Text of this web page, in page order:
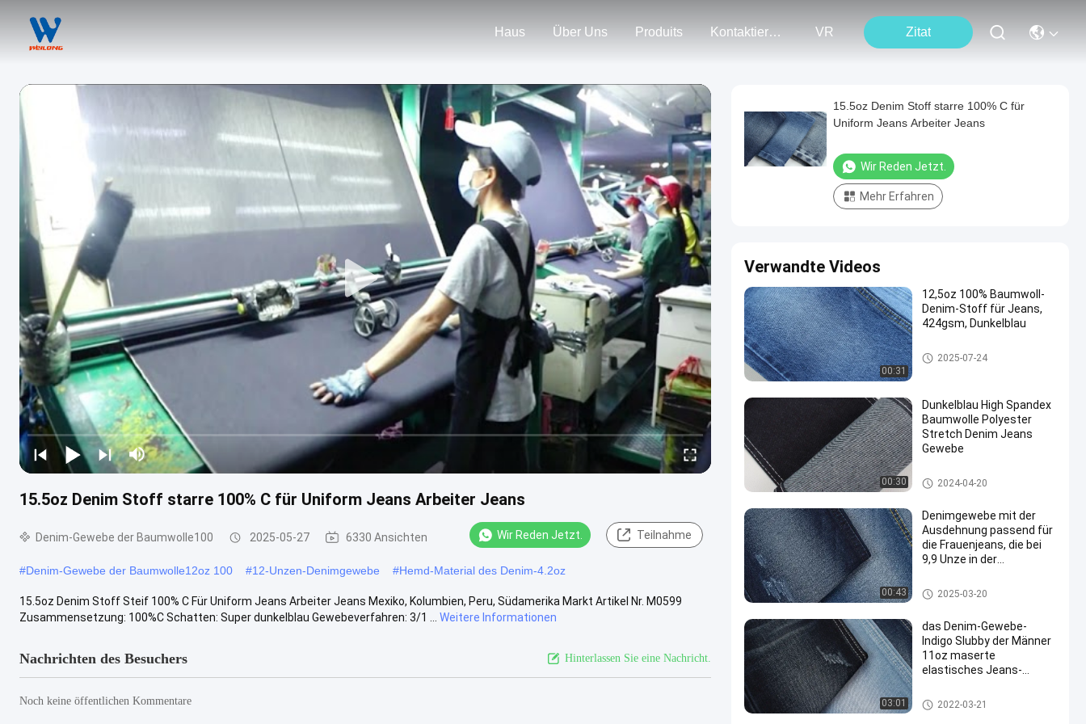
Haus Über Uns Produits Kontaktieren Sie Uns VR Zitat
15.5oz Denim Stoff starre 100% C für Uniform Jeans Arbeiter Jeans
Denim-Gewebe der Baumwolle100 2025-05-27 6330 Ansichten Wir Reden Jetzt. Teilnahme
#Denim-Gewebe der Baumwolle12oz 100 #12-Unzen-Denimgewebe #Hemd-Material des Denim-4.2oz
15.5oz Denim Stoff Steif 100% C Für Uniform Jeans Arbeiter Jeans Mexiko, Kolumbien, Peru, Südamerika Markt Artikel Nr. M0599
Zusammensetzung: 100%C Schatten: Super dunkelblau Gewebeverfahren: 3/1 ...
Weitere Informationen
Nachrichten des Besuchers Hinterlassen Sie eine Nachricht.
Noch keine öffentlichen Kommentare
15.5oz Denim Stoff starre 100% C für
Uniform Jeans Arbeiter Jeans
Wir Reden Jetzt.
Mehr Erfahren
Verwandte Videos
00:31
12,5oz 100% Baumwoll-
Denim-Stoff für Jeans,
424gsm, Dunkelblau
Denim-Gewebe der Baumwolle
100
2025-07-24
00:30
Dunkelblau High Spandex
Baumwolle Polyester
Stretch Denim Jeans
Gewebe
Ausdehnungs-Denim-Gewebe
2024-04-20
00:43
Denimgewebe mit der
Ausdehnung passend für
die Frauenjeans, die bei
9,9 Unze in der
machen
Ausdehnungs-Denim-Gewebe
2025-03-20
03:01
das Denim-Gewebe-
Indigo Slubby der Männer
11oz maserte
elastisches Jeans-
Baumwoll-Polyester Spandexd
enimgewebe
2022-03-21